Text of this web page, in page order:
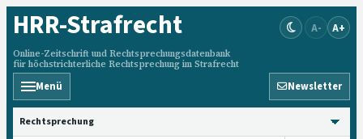
HRR-Strafrecht
Online-Zeitschrift und Rechtsprechungsdatenbank
für höchstrichterliche Rechtsprechung im Strafrecht
A- A+
Menü Newsletter
HRRS durchsuchen